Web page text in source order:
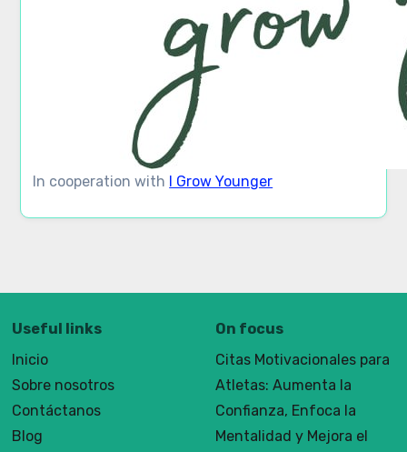
In cooperation with I Grow Younger
Useful links
Inicio
Sobre nosotros
Contáctanos
Blog
On focus
Citas Motivacionales para
Atletas: Aumenta la
Confianza, Enfoca la
Mentalidad y Mejora el